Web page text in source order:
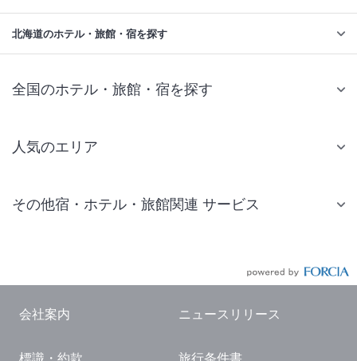
北海道のホテル・旅館・宿を探す
全国のホテル・旅館・宿を探す
人気のエリア
仙台 ホテル
東京ドーム ホテル
その他宿・ホテル・旅館関連 サービス
会社案内 ニュースリリース
標識・約款 旅行条件書